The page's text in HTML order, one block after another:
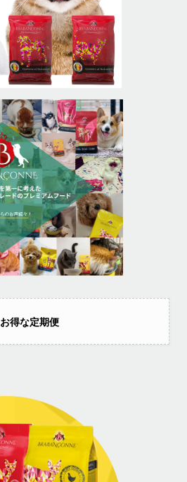
お得な定期便